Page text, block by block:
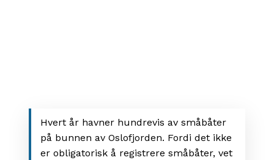
Hvert år havner hundrevis av småbåter
på bunnen av Oslofjorden. Fordi det ikke
er obligatorisk å registrere småbåter, vet